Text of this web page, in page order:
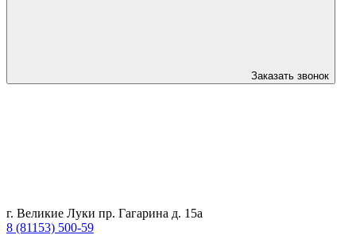
Заказать звонок
г. Великие Луки пр. Гагарина д. 15а
8 (81153) 500-59